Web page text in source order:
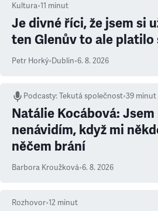
Kultura•11 minut
Je divné říci, že jsem si
ten Glenův to ale
Petr Horký•Dublin•6. 8. 2026
Podcasty:Tekutá společnost•39 minut
Natálie Kocábová: Jsem
nenávidím, když mi
něčem brání
Barbora Kroužková•6. 8. 2026
Rozhovor•12 minut